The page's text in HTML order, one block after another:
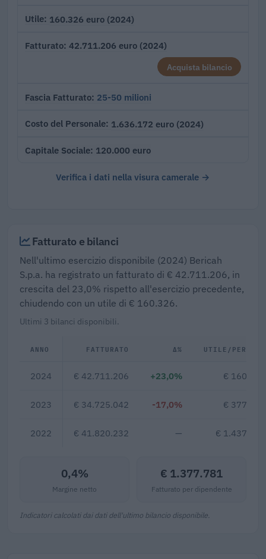
Utile 160.326 euro (2024)
Fatturato 42.711.206 euro (2024)
Acquista bilancio
Fascia Fatturato 25-50 milioni
Costo del Personale 1.636.172 euro (2024)
Capitale Sociale 120.000 euro
Verifica i dati nella visura camerale →
Fatturato e bilanci
Nell'ultimo esercizio disponibile (2024) Bericah
S.p.a. ha registrato un fatturato di € 42.711.206, in
crescita del 23,0% rispetto all'esercizio precedente,
chiudendo con un utile di € 160.326.
Ultimi 3 bilanci disponibili.
ANNO FATTURATO Δ% UTILE/PERDITA
2024 € 42.711.206 +23,0% € 160.326
2023 € 34.725.042 -17,0% € 377.374
2022 € 41.820.232 — € 1.437.206
0,4%
Margine netto
€ 1.377.781
Fatturato per dipendente
Indicatori calcolati dai dati dell'ultimo bilancio disponibile.